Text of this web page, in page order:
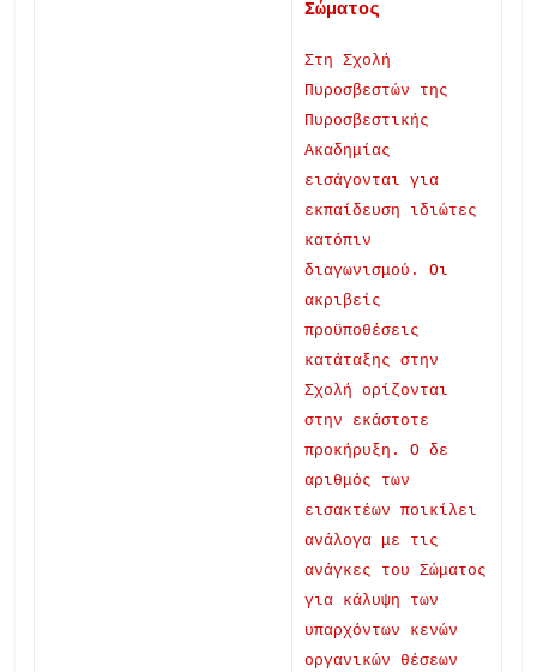
Σώματος
Στη Σχολή
Πυροσβεστών της
Πυροσβεστικής
Ακαδημίας
εισάγονται για
εκπαίδευση ιδιώτες
κατόπιν
διαγωνισμού. Οι
ακριβείς
προϋποθέσεις
κατάταξης στην
Σχολή ορίζονται
στην εκάστοτε
προκήρυξη. Ο δε
αριθμός των
εισακτέων ποικίλει
ανάλογα με τις
ανάγκες του Σώματος
για κάλυψη των
υπαρχόντων κενών
οργανικών θέσεων